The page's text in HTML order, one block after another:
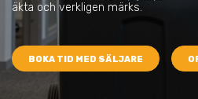
äkta och verkligen märks.
BOKA TID MED SÄLJARE